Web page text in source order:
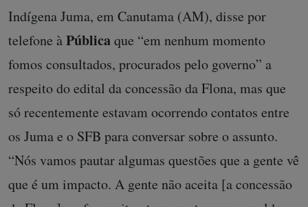
Indígena Juma, em Canutama (AM), disse por
telefone àPúblicaque “em nenhum momento
fomos consultados, procurados pelo governo” a
respeito do edital da concessão da Flona, mas que
só recentemente estavam ocorrendo contatos entre
os Juma e o SFB para conversar sobre o assunto.
“Nós vamos pautar algumas questões que a gente vê
que é um impacto. A gente não aceita [a concessão